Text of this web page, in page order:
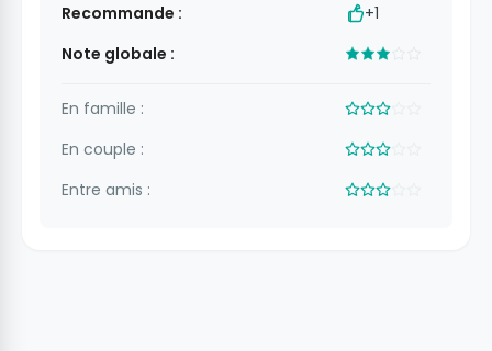
Recommande :
+1
Note globale :
En famille :
En couple :
Entre amis :